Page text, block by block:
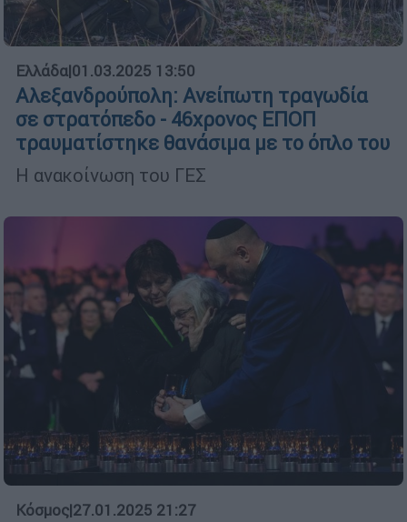
Ελλάδα|01.03.2025 13:50
Αλεξανδρούπολη: Ανείπωτη τραγωδία
σε στρατόπεδο - 46χρονος ΕΠΟΠ
τραυματίστηκε θανάσιμα με το όπλο του
Η ανακοίνωση του ΓΕΣ
Κόσμος|27.01.2025 21:27